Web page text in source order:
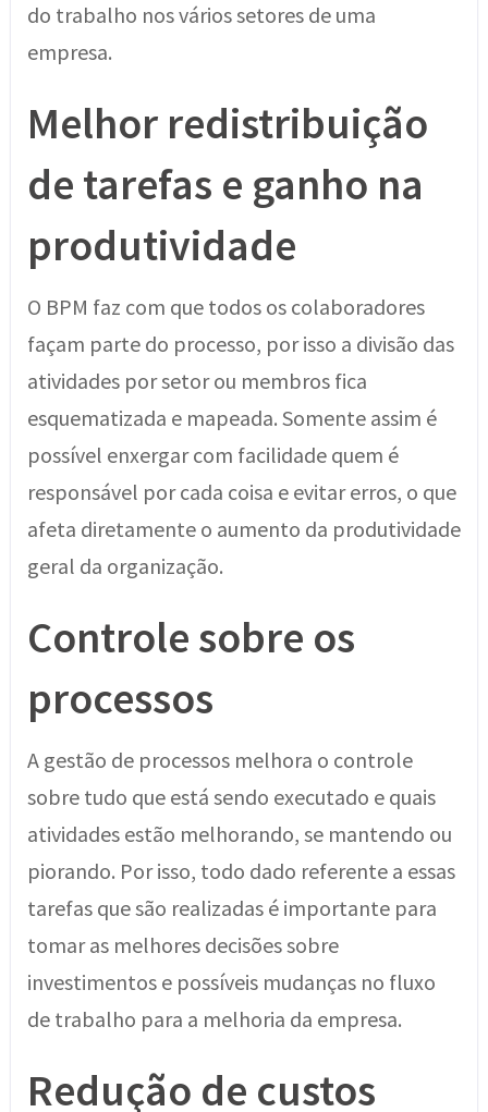
do trabalho nos vários setores de uma
empresa.
Melhor redistribuição
de tarefas e ganho na
produtividade
O BPM faz com que todos os colaboradores
façam parte do processo, por isso a divisão das
atividades por setor ou membros fica
esquematizada e mapeada. Somente assim é
possível enxergar com facilidade quem é
responsável por cada coisa e evitar erros, o que
afeta diretamente o aumento da produtividade
geral da organização.
Controle sobre os
processos
A gestão de processos melhora o controle
sobre tudo que está sendo executado e quais
atividades estão melhorando, se mantendo ou
piorando. Por isso, todo dado referente a essas
tarefas que são realizadas é importante para
tomar as melhores decisões sobre
investimentos e possíveis mudanças no fluxo
de trabalho para a melhoria da empresa.
Redução de custos